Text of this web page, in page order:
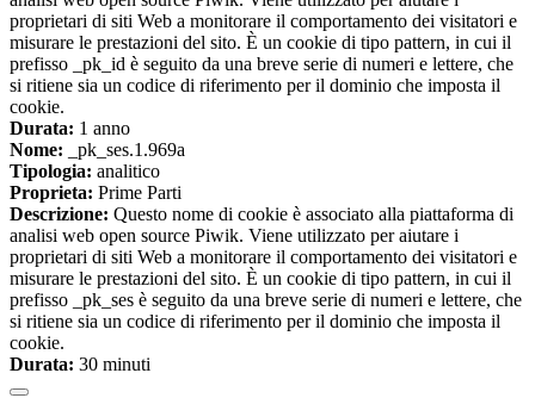
proprietari di siti Web a monitorare il comportamento dei visitatori e
misurare le prestazioni del sito. È un cookie di tipo pattern, in cui il
prefisso _pk_id è seguito da una breve serie di numeri e lettere, che
si ritiene sia un codice di riferimento per il dominio che imposta il
cookie.
Durata: 1 anno
Nome: _pk_ses.1.969a
Tipologia: analitico
Proprieta: Prime Parti
Descrizione: Questo nome di cookie è associato alla piattaforma di
analisi web open source Piwik. Viene utilizzato per aiutare i
proprietari di siti Web a monitorare il comportamento dei visitatori e
misurare le prestazioni del sito. È un cookie di tipo pattern, in cui il
prefisso _pk_ses è seguito da una breve serie di numeri e lettere, che
si ritiene sia un codice di riferimento per il dominio che imposta il
cookie.
Durata: 30 minuti